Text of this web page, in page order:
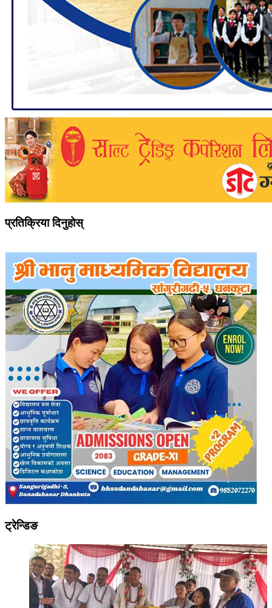
प्रतिक्रिया दिनुहोस्
ट्रेन्डिङ